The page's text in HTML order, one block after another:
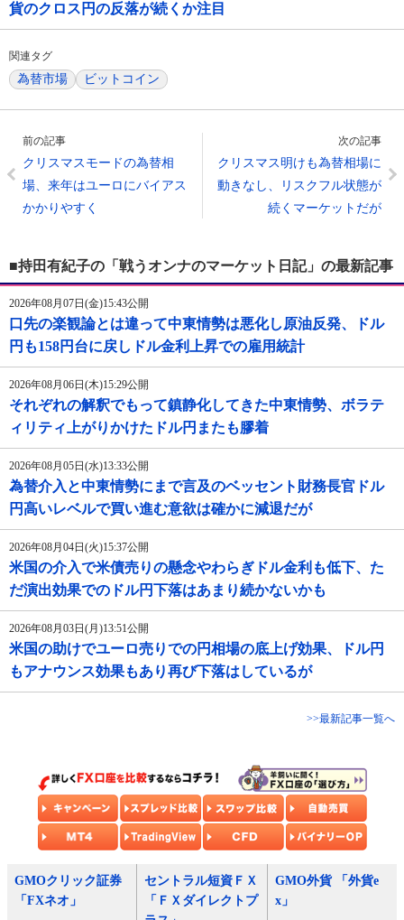
貨のクロス円の反落が続くか注目
関連タグ
為替市場 ビットコイン
前の記事
クリスマスモードの為替相
場、来年はユーロにバイアス
かかりやすく
次の記事
クリスマス明けも為替相場に
動きなし、リスクフル状態が
続くマーケットだが
■持田有紀子の「戦うオンナのマーケット日記」の最新記事
2026年08月07日(金)15:43公開
口先の楽観論とは違って中東情勢は悪化し原油反発、ドル
円も158円台に戻しドル金利上昇での雇用統計
2026年08月06日(木)15:29公開
それぞれの解釈でもって鎮静化してきた中東情勢、ボラテ
ィリティ上がりかけたドル円またも膠着
2026年08月05日(水)13:33公開
為替介入と中東情勢にまで言及のベッセント財務長官ドル
円高いレベルで買い進む意欲は確かに減退だが
2026年08月04日(火)15:37公開
米国の介入で米債売りの懸念やわらぎドル金利も低下、た
だ演出効果でのドル円下落はあまり続かないかも
2026年08月03日(月)13:51公開
米国の助けでユーロ売りでの円相場の底上げ効果、ドル円
もアナウンス効果もあり再び下落はしているが
>>最新記事一覧へ
GMOクリック証券
「FXネオ」
セントラル短資ＦＸ
「ＦＸダイレクトプ
GMO外貨 「外貨e
x」